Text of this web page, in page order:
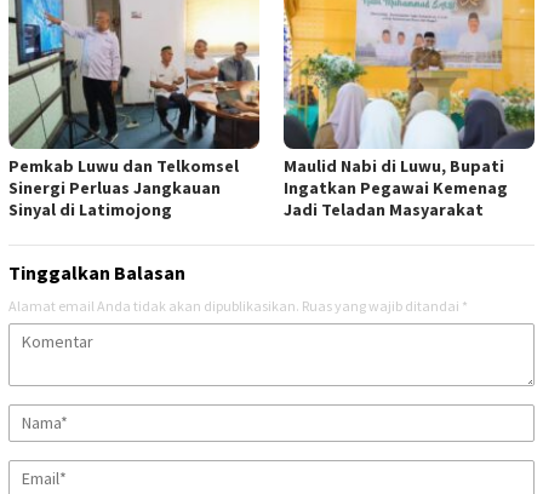
Pemkab Luwu dan Telkomsel
Sinergi Perluas Jangkauan
Sinyal di Latimojong
Maulid Nabi di Luwu, Bupati
Ingatkan Pegawai Kemenag
Jadi Teladan Masyarakat
Tinggalkan Balasan
Alamat email Anda tidak akan dipublikasikan. Ruas yang wajib ditandai *